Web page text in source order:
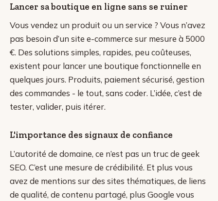
Lancer sa boutique en ligne sans se ruiner
Vous vendez un produit ou un service ? Vous n’avez
pas besoin d’un site e-commerce sur mesure à 5000
€. Des solutions simples, rapides, peu coûteuses,
existent pour lancer une boutique fonctionnelle en
quelques jours. Produits, paiement sécurisé, gestion
des commandes - le tout, sans coder. L’idée, c’est de
tester, valider, puis itérer.
L'importance des signaux de confiance
L’autorité de domaine, ce n’est pas un truc de geek
SEO. C’est une mesure de crédibilité. Et plus vous
avez de mentions sur des sites thématiques, de liens
de qualité, de contenu partagé, plus Google vous